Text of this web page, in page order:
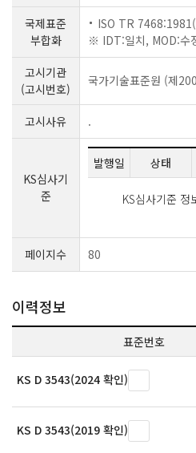
국제표준
부합화
ISO TR
※ IDT:일치, MOD:수
고시기관
(고시번호)
국가기술표준원 (제
고시사유 .
KS심사기
준
발행일 상태
KS심사기준 정
페이지수 80
이력정보
표준번호
KS D 3543(2024 확인)
KS D 3543(2019 확인)